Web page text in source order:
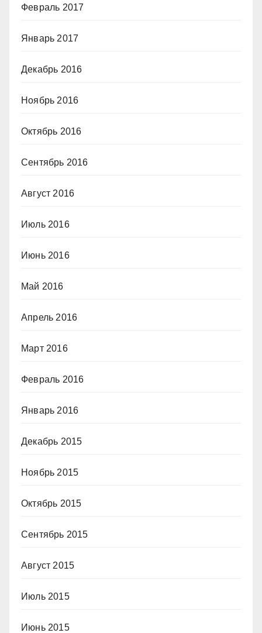
Февраль 2017
Январь 2017
Декабрь 2016
Ноябрь 2016
Октябрь 2016
Сентябрь 2016
Август 2016
Июль 2016
Июнь 2016
Май 2016
Апрель 2016
Март 2016
Февраль 2016
Январь 2016
Декабрь 2015
Ноябрь 2015
Октябрь 2015
Сентябрь 2015
Август 2015
Июль 2015
Июнь 2015